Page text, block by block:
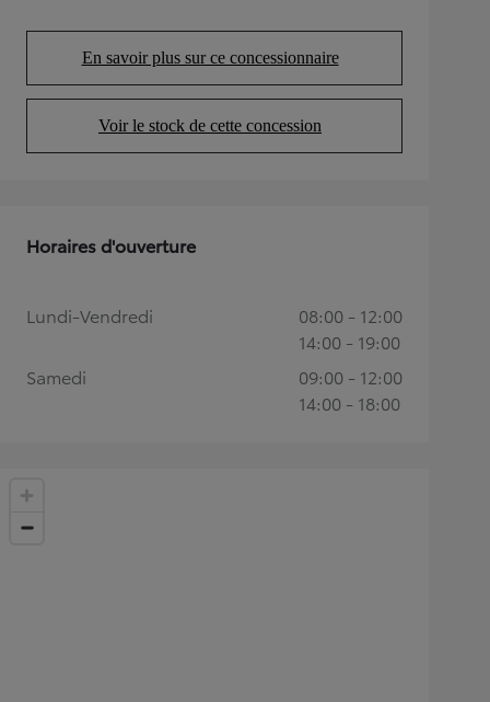
En savoir plus sur ce concessionnaire
(Opens in new tab)
Voir le stock de cette concession
(Opens in new tab)
Horaires d'ouverture
Lundi-Vendredi
08:00 - 12:00
14:00 - 19:00
Samedi
09:00 - 12:00
14:00 - 18:00